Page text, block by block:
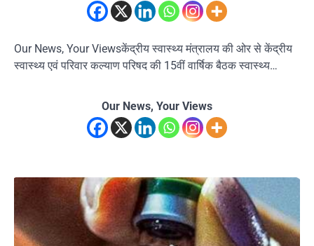
Our News, Your Viewsकेंद्रीय स्वास्थ्य मंत्रालय की ओर से केंद्रीय
स्वास्थ्य एवं परिवार कल्याण परिषद की 15वीं वार्षिक बैठक स्वास्थ्य…
Our News, Your Views